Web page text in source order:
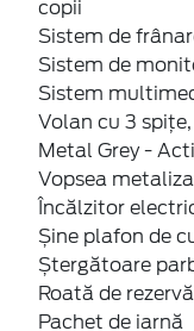
copii
Sistem de
Sistem de
Sistem
Volan cu 3
Metal Grey -
Vopsea
Încălzitor
Șine plafon de
Ștergătoare
Roată de
Pachet de iarnă